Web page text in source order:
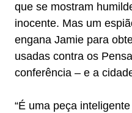
que se mostram
inocente. Mas um
engana Jamie para
usadas contra os
conferência – e a
“É uma peça